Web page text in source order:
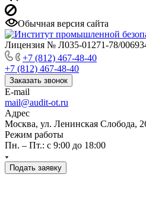
Обычная версия сайта
Лицензия № Л035-01271-78/
+7 (812) 467-48-40
+7 (812) 467-48-40
Заказать звонок
E-mail
mail@audit-ot.ru
Адрес
Москва, ул. Ленинская Слобода,
Режим работы
Пн. – Пт.: с 9:00 до 18:00
Подать заявку